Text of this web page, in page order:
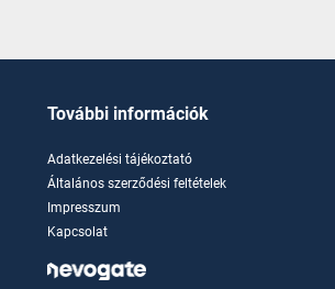
További információk
Adatkezelési tájékoztató
Általános szerződési feltételek
Impresszum
Kapcsolat